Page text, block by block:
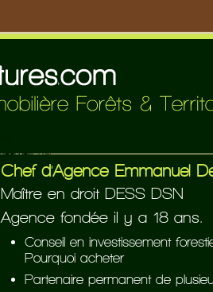
foret
acheter foret
Chef d’Agence Emmanuel
Maître en droit DESS DSN
Agence fondée il y a 18 ans.
Conseil en investissement
Pourquoi acheter
Partenaire permanent de